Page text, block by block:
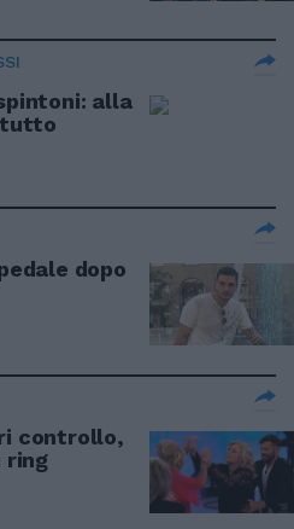
alla
tutto
dopo
controllo,
ring